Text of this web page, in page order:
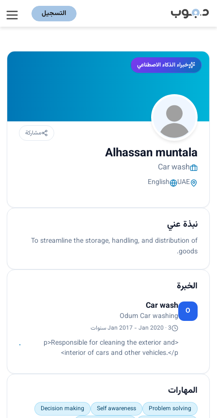
التسجيل
خبراء الذكاء الاصطناعي
مشاركة
Alhassan muntala
Car wash
UAE
English
نبذة عني
To streamline the storage, handling, and distribution of
goods.
الخبرة
O
Car wash
Odum Car washing
Jan 2017 - Jan 2020 · 3 سنوات
<p>Responsible for cleaning the exterior and
interior of cars and other vehicles.</p>
المهارات
Problem solving
Self awareness
Decision making